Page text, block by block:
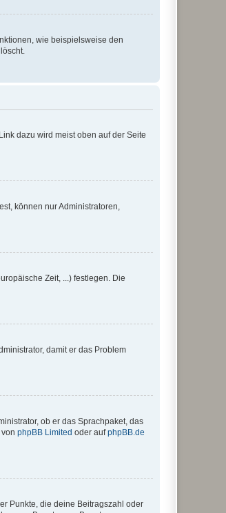
wie beispielsweise den
dazu wird meist oben auf der Seite
können nur Administratoren,
Zeit, ...) festlegen. Die
damit er das Problem
ob er das Sprachpaket, das
phpBB Limited oder aufphpBB.de
Punkte, die deine Beitragszahl oder